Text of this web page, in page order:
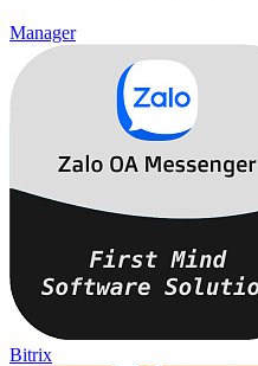
Manager
Bitrix